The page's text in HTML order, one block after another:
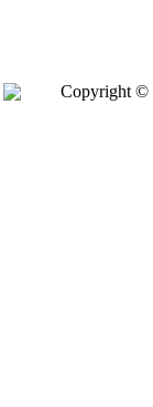
Copyright ©